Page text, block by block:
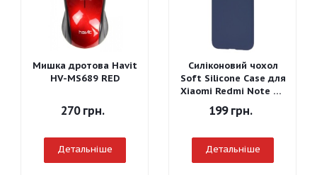
Мишка дротова Havit
HV-MS689 RED
270грн.
Детальніше
Силіконовий чохол
Soft Silicone Case для
Xiaomi Redmi Note 7 -
Graphite Gray
199грн.
Детальніше